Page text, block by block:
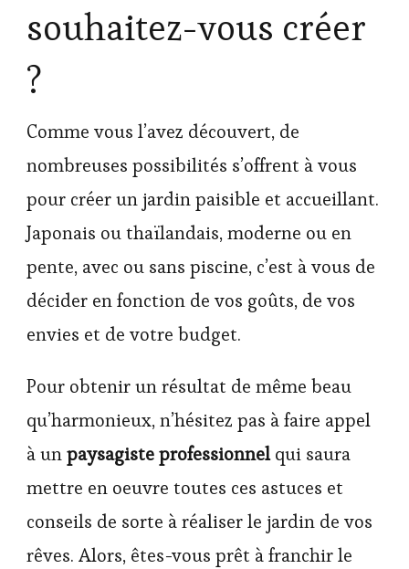
souhaitez-vous créer
?
Comme vous l’avez découvert, de
nombreuses possibilités s’offrent à vous
pour créer un jardin paisible et accueillant.
Japonais ou thaïlandais, moderne ou en
pente, avec ou sans piscine, c’est à vous de
décider en fonction de vos goûts, de vos
envies et de votre budget.
Pour obtenir un résultat de même beau
qu’harmonieux, n’hésitez pas à faire appel
à unpaysagiste professionnelqui saura
mettre en oeuvre toutes ces astuces et
conseils de sorte à réaliser le jardin de vos
rêves. Alors, êtes-vous prêt à franchir le